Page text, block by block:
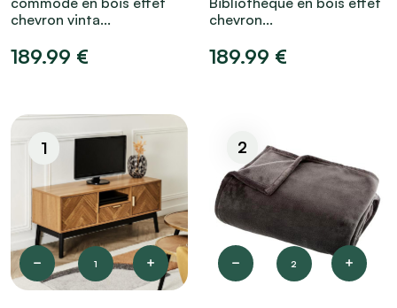
chevron vinta...
189.99 €
chevron...
189.99 €
1
1
2
2